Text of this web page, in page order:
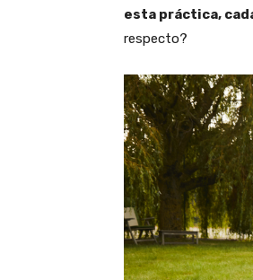
esta práctica,
respecto?